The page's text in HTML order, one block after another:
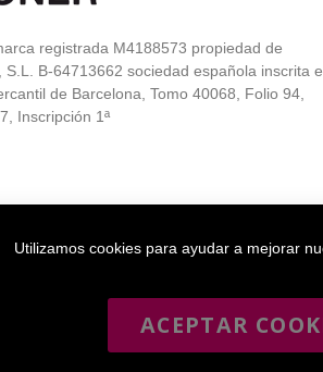
registrada M4188573 propiedad de
S.L. B-64713662 sociedad española inscrita
de Barcelona, Tomo 40068, Folio 94,
Inscripción 1ª
Utilizamos cookies para ayudar a mejorar
ACEPTAR